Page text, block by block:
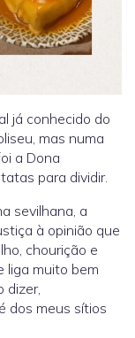
já conhecido do
mas numa
a Dona
para dividir.
sevilhana, a
à opinião que
chourição e
liga muito bem
dizer,
dos meus sítios